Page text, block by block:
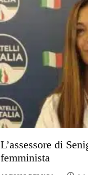
L’assessore di
femminista